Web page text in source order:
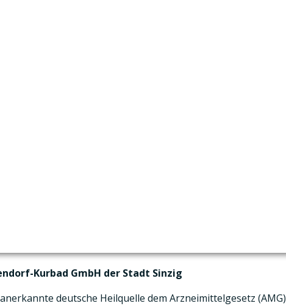
Kurbad GmbH der Stadt Sinzig
deutsche Heilquelle dem Arzneimittelgesetz (AMG)